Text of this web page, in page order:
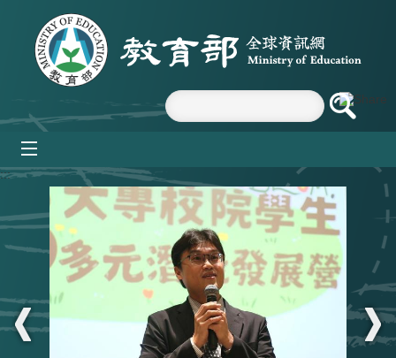
跳到主要內容區塊
:::